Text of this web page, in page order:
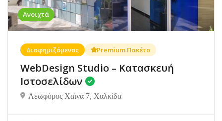
Ανοιχτά
Διαφημιζόμενος Premium Πακέτο
WebDesign Studio – Κατασκευή
Ιστοσελίδων
Λεωφόρος Χαϊνά 7, Χαλκίδα